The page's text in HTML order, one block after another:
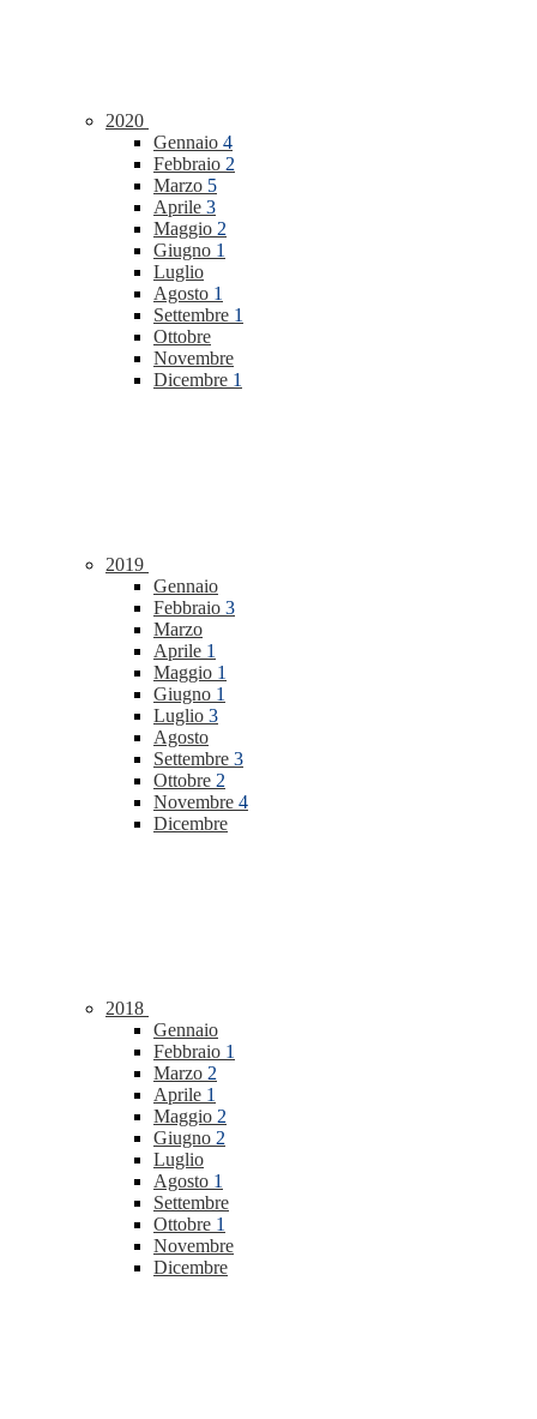
2020
Gennaio 4
Febbraio 2
Marzo 5
Aprile 3
Maggio 2
Giugno 1
Luglio
Agosto 1
Settembre 1
Ottobre
Novembre
Dicembre 1
2019
Gennaio
Febbraio 3
Marzo
Aprile 1
Maggio 1
Giugno 1
Luglio 3
Agosto
Settembre 3
Ottobre 2
Novembre 4
Dicembre
2018
Gennaio
Febbraio 1
Marzo 2
Aprile 1
Maggio 2
Giugno 2
Luglio
Agosto 1
Settembre
Ottobre 1
Novembre
Dicembre